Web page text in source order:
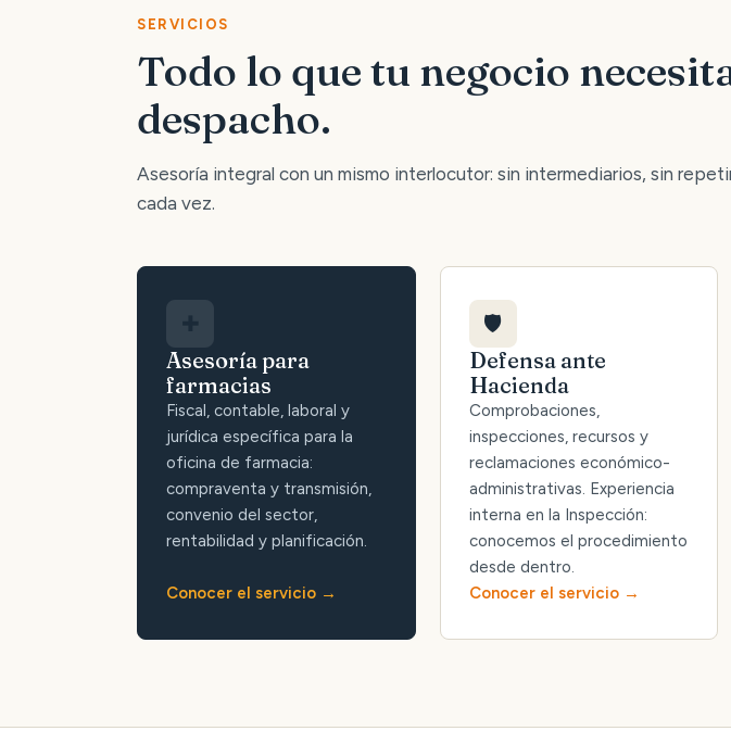
SERVICIOS
Todo lo que tu negocio
despacho.
Asesoría integral con un mismo interlocutor: sin intermediarios, sin
cada vez.
Asesoría para
farmacias
Fiscal, contable, laboral y
jurídica específica para la
oficina de farmacia:
compraventa y transmisión,
convenio del sector,
rentabilidad y planificación.
Conocer el servicio
🛡️
Defensa ante
Hacienda
Comprobaciones,
inspecciones, recursos y
reclamaciones económico-
administrativas. Experiencia
interna en la Inspección:
conocemos el procedimiento
desde dentro.
Conocer el servicio